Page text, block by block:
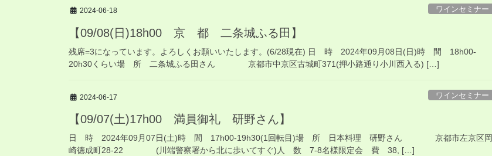
2024-06-18 ワインセミナー
【09/08(日)18h00 京 都 二条城ふる田】
残席=3になっています。よろしくお願いいたします。(6/28現在) 日 時 2024年09月08日(日)時 間 18h00-
20h30くらい場 所 二条城ふる田さん 京都市中京区古城町371(押小路通り小川西入る) […]
2024-06-17 ワインセミナー
【09/07(土)17h00 満員御礼 研野さん】
日 時 2024年09月07日(土)時 間 17h00-19h30(1回転目)場 所 日本料理 研野さん 京都市左京区岡
崎徳成町28-22 (川端警察署から北に歩いてすぐ)人 数 7-8名様限定会 費 38, […]